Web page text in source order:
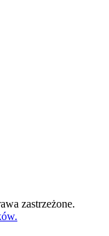
zastrzeżone.